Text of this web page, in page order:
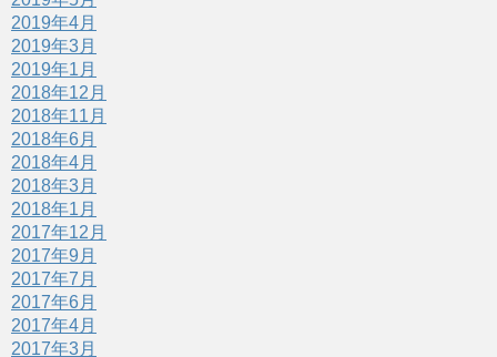
2019年4月
2019年3月
2019年1月
2018年12月
2018年11月
2018年6月
2018年4月
2018年3月
2018年1月
2017年12月
2017年9月
2017年7月
2017年6月
2017年4月
2017年3月